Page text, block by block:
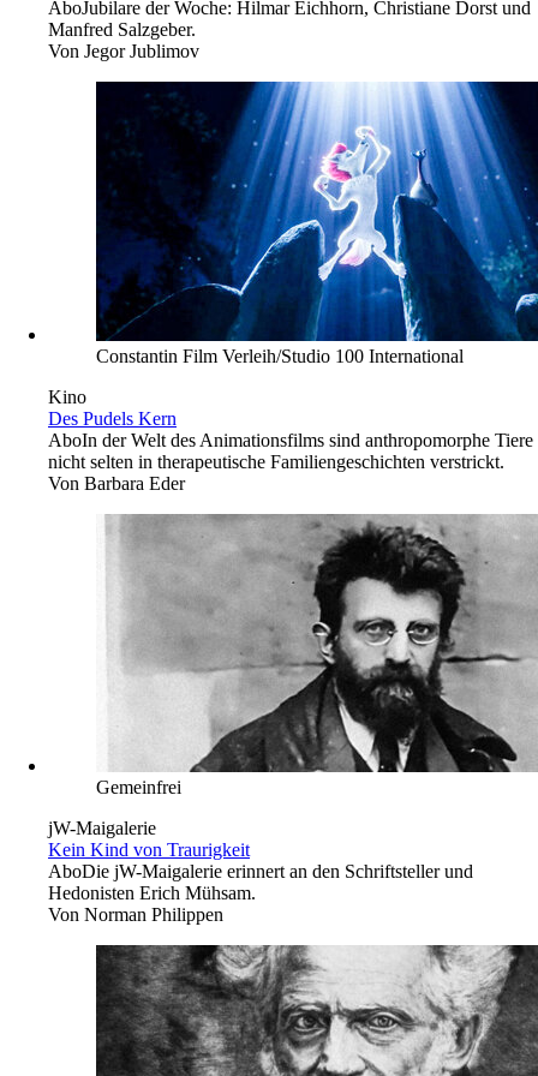
AboJubilare der Woche: Hilmar Eichhorn, Christiane Dorst und
Manfred Salzgeber.
Von Jegor Jublimov
Constantin Film Verleih/Studio 100 International
Kino
Des Pudels Kern
AboIn der Welt des Animationsfilms sind anthropomorphe Tiere
nicht selten in therapeutische Familiengeschichten verstrickt.
Von Barbara Eder
Gemeinfrei
jW-Maigalerie
Kein Kind von Traurigkeit
AboDie jW-Maigalerie erinnert an den Schriftsteller und
Hedonisten Erich Mühsam.
Von Norman Philippen